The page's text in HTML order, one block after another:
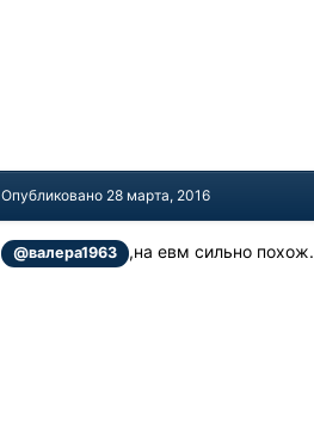
Опубликовано 28 марта, 2016
@валера1963 ,на евм сильно похож.